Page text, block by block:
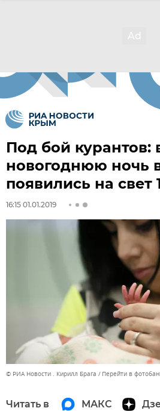
Под бой курантов:
новогоднюю ночь
появились на свет
16:15 01.01.2019
© РИА Новости . Кирилл Брага Перейти в
Читать в МАКС